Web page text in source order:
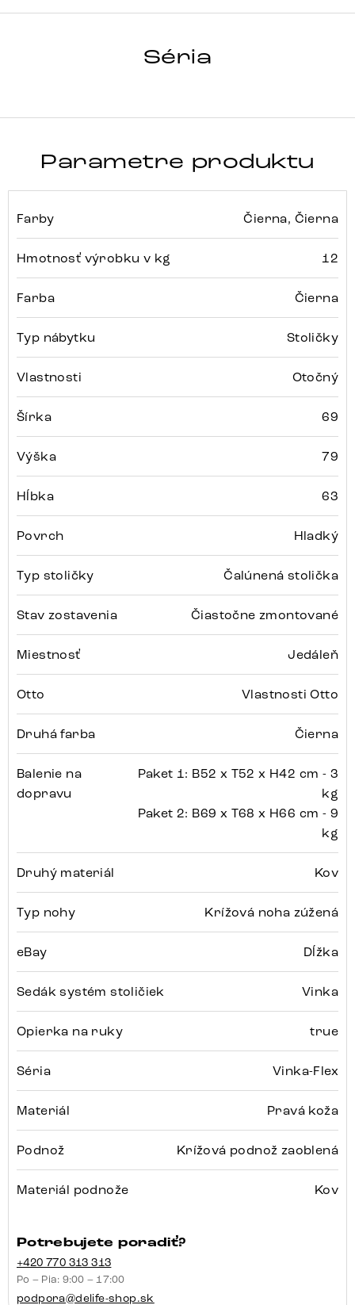
Séria
Array
Parametre produktu
Farby Čierna, Čierna
Hmotnosť výrobku v kg 12
Farba Čierna
Typ nábytku Stoličky
Vlastnosti Otočný
Šírka 69
Výška 79
Hĺbka 63
Povrch Hladký
Typ stoličky Čalúnená stolička
Stav zostavenia Čiastočne zmontované
Miestnosť Jedáleň
Otto Vlastnosti Otto
Druhá farba Čierna
Balenie na
dopravu
Paket 1: B52 x T52 x H42 cm - 3
kg
Paket 2: B69 x T68 x H66 cm - 9
kg
Druhý materiál Kov
Typ nohy Krížová noha zúžená
eBay Dĺžka
Sedák systém stoličiek Vinka
Opierka na ruky true
Séria Vinka-Flex
Materiál Pravá koža
Podnož Krížová podnož zaoblená
Materiál podnože Kov
Potrebujete poradiť?
+420 770 313 313
Po – Pia: 9:00 – 17:00
podpora@delife-shop.sk